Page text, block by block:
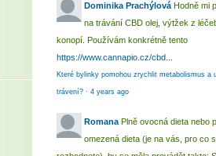
Dominika Prachýlová Hodně mi
na trávání CBD olej, výtžek z
konopí. Používám konkrétně tento
https://www.cannapio.cz/cbd...
Které bylinky pomohou zrychlit metabolismus a
trávení? · 4 years ago
Romana Plně ovocná dieta nebo
omezená dieta (je na vás, pro co